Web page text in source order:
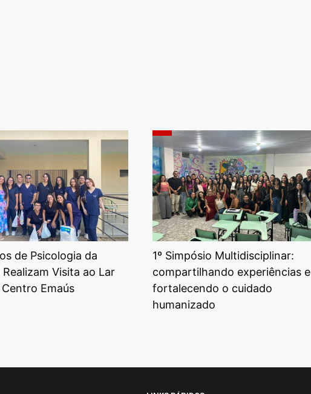
de Psicologia da
Visita ao Lar
Emaús
1º Simpósio Multidisciplinar:
compartilhando experiências e
fortalecendo o cuidado
humanizado